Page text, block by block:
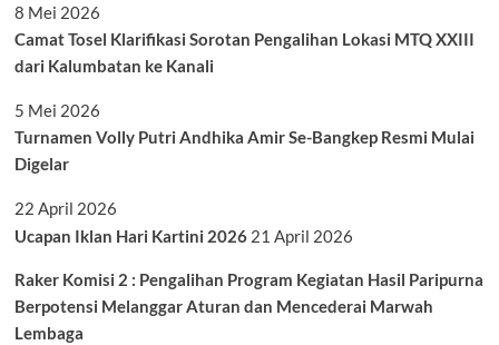
8 Mei 2026
Camat Tosel Klarifikasi Sorotan Pengalihan Lokasi MTQ XXIII
dari Kalumbatan ke Kanali
5 Mei 2026
Turnamen Volly Putri Andhika Amir Se-Bangkep Resmi Mulai
Digelar
22 April 2026
Ucapan Iklan Hari Kartini 2026 21 April 2026
Raker Komisi 2 : Pengalihan Program Kegiatan Hasil Paripurna
Berpotensi Melanggar Aturan dan Mencederai Marwah
Lembaga